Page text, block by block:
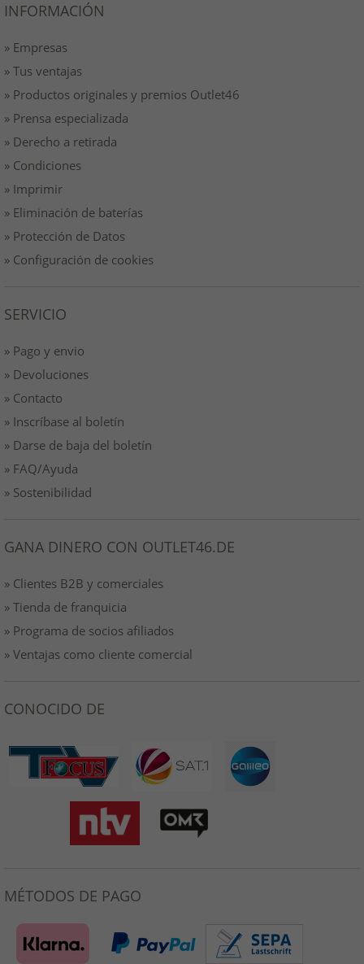
INFORMACIÓN
» Empresas
» Tus ventajas
» Productos originales y premios Outlet46
» Prensa especializada
» Derecho a retirada
» Condiciones
» Imprimir
» Eliminación de baterías
» Protección de Datos
» Configuración de cookies
SERVICIO
» Pago y envio
» Devoluciones
» Contacto
» Inscríbase al boletín
» Darse de baja del boletín
» FAQ/Ayuda
» Sostenibilidad
GANA DINERO CON OUTLET46.DE
» Clientes B2B y comerciales
» Tienda de franquicia
» Programa de socios afiliados
» Ventajas como cliente comercial
CONOCIDO DE
MÉTODOS DE PAGO